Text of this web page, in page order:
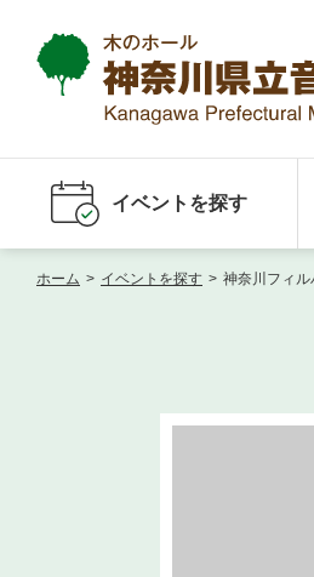
イベントを探す
ホーム > イベントを探す > 神奈川フィ